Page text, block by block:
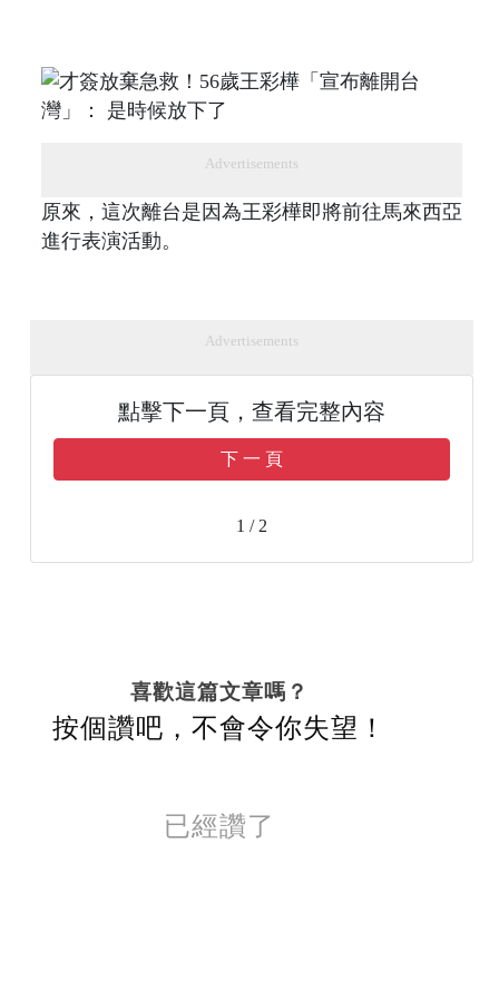
Advertisements
原來，這次離台是因為王彩樺即將前往馬來西亞
進行表演活動。
Advertisements
點擊下一頁，查看完整內容
下 一 頁
1 / 2
喜歡這篇文章嗎？
按個讚吧，不會令你失望！
已經讚了